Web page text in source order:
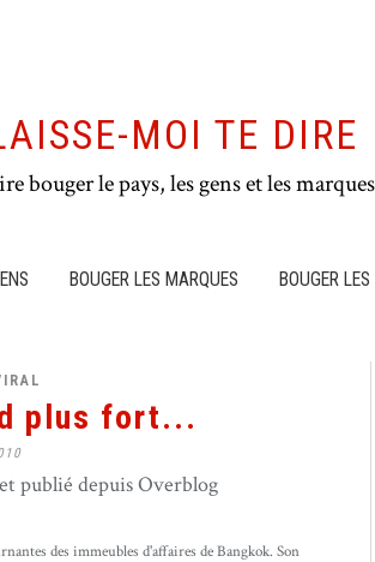
MOI TE DIRE
bouger le pays, les gens et les
BOUGER LES MARQUES BOUGER LES
plus fort...
publié depuis Overblog
des immeubles d'affaires de Bangkok. Son